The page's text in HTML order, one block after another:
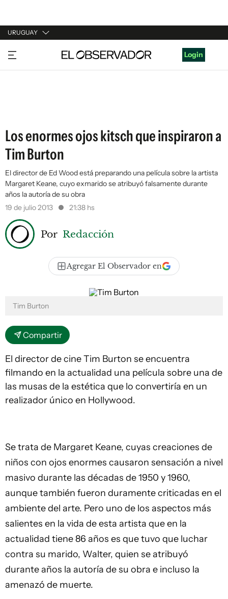
URUGUAY
URUGUAY
ARGENTINA
Login
Los enormes ojos kitsch que inspiraron a
Tim Burton
El director de Ed Wood está preparando una película sobre la artista
Margaret Keane, cuyo exmarido se atribuyó falsamente durante
años la autoría de su obra
19 de julio 2013
21:38 hs
Por Redacción
Agregar El Observador en
Tim Burton
Compartir
El director de cine Tim Burton se encuentra
filmando en la actualidad una película sobre una de
las musas de la estética que lo convertiría en un
realizador único en Hollywood.
Se trata de Margaret Keane, cuyas creaciones de
niños con ojos enormes causaron sensación a nivel
masivo durante las décadas de 1950 y 1960,
aunque también fueron duramente criticadas en el
ambiente del arte. Pero uno de los aspectos más
salientes en la vida de esta artista que en la
actualidad tiene 86 años es que tuvo que luchar
contra su marido, Walter, quien se atribuyó
durante años la autoría de su obra e incluso la
amenazó de muerte.